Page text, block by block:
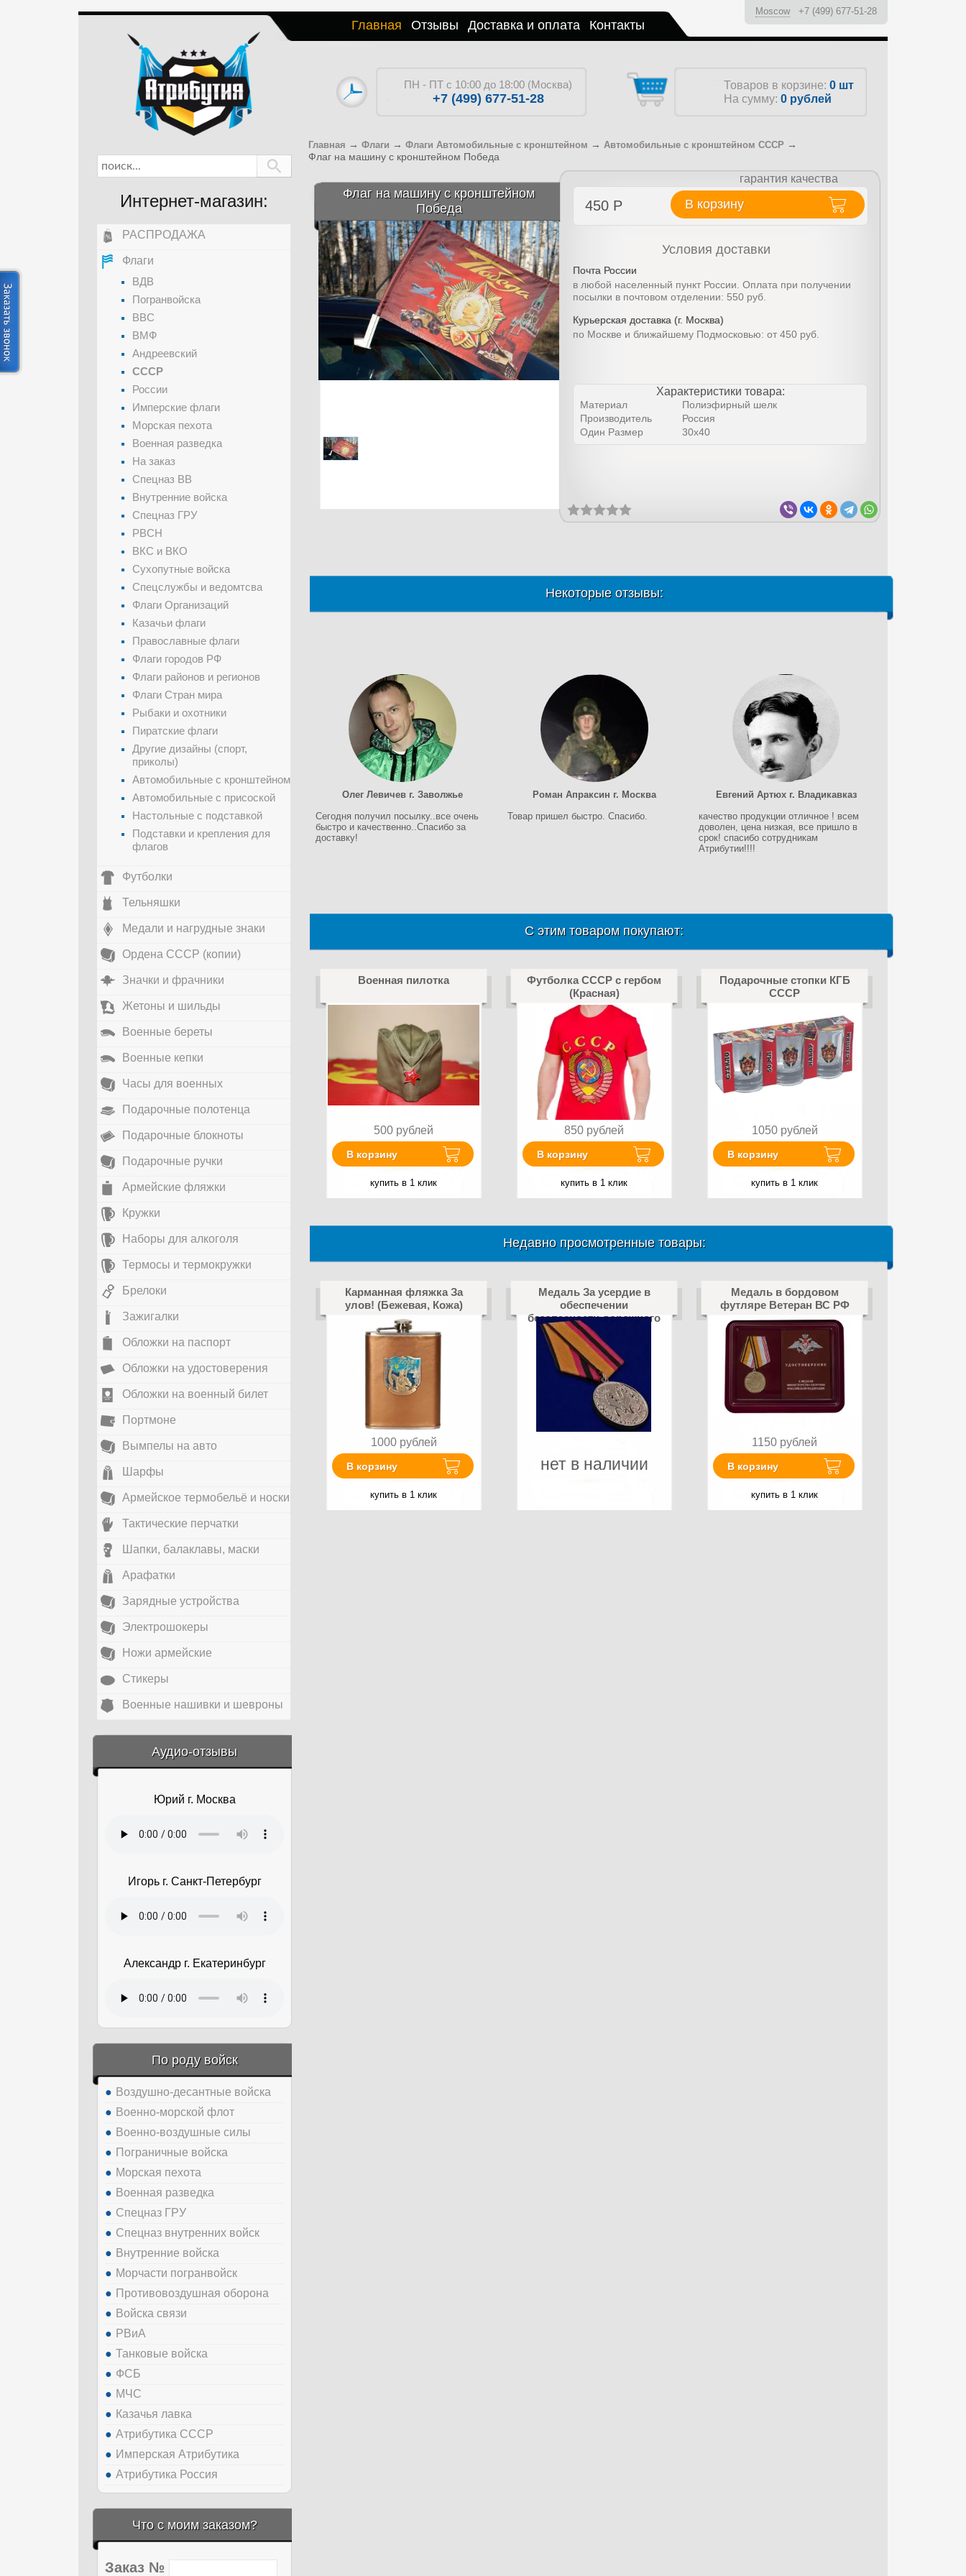
Главная Отзывы Доставка и оплата Контакты
Moscow +7 (499) 677-51-28
ПН - ПТ с 10:00 до 18:00 (Москва)
+7 (499) 677-51-28
Товаров в корзине: 0 шт
На сумму: 0 рублей
Главная → Флаги → Флаги Автомобильные с кронштейном → Автомобильные с кронштейном СССР →
Флаг на машину с кронштейном Победа
Флаг на машину с кронштейном
Победа
гарантия качества
450 Р В корзину
Условия доставки
Почта России
в любой населенный пункт России. Оплата при получении
посылки в почтовом отделении: 550 руб.
Курьерская доставка (г. Москва)
по Москве и ближайшему Подмосковью: от 450 руб.
Характеристики товара:
Материал
Полиэфирный шелк
Производитель
Россия
Один Размер
30х40
Некоторые отзывы:
Олег Левичев г. Заволжье
Сегодня получил посылку..все очень
быстро и качественно..Спасибо за
доставку!
Роман Апраксин г. Москва
Товар пришел быстро. Спасибо.
Евгений Артюх г. Владикавказ
качество продукции отличное ! всем
доволен, цена низкая, все пришло в
срок! спасибо сотрудникам
Атрибутии!!!!
С этим товаром покупают:
Военная пилотка
500 рублей
В корзину
купить в 1 клик
Футболка СССР с гербом
(Красная)
850 рублей
В корзину
купить в 1 клик
Подарочные стопки КГБ
СССР
1050 рублей
В корзину
купить в 1 клик
Недавно просмотренные товары:
Карманная фляжка За
улов! (Бежевая, Кожа)
1000 рублей
В корзину
купить в 1 клик
Медаль За усердие в
обеспечении
безопасности дорожного
движения
нет в наличии
Медаль в бордовом
футляре Ветеран ВС РФ
1150 рублей
В корзину
купить в 1 клик
Интернет-магазин:
РАСПРОДАЖА
Флаги
ВДВ
Погранвойска
ВВС
ВМФ
Андреевский
СССР
России
Имперские флаги
Морская пехота
Военная разведка
На заказ
Спецназ ВВ
Внутренние войска
Спецназ ГРУ
РВСН
ВКС и ВКО
Сухопутные войска
Спецслужбы и ведомтсва
Флаги Организаций
Казачьи флаги
Православные флаги
Флаги городов РФ
Флаги районов и регионов
Флаги Стран мира
Рыбаки и охотники
Пиратские флаги
Другие дизайны (спорт,
приколы)
Автомобильные с кронштейном
Автомобильные с присоской
Настольные с подставкой
Подставки и крепления для
флагов
Футболки
Тельняшки
Медали и нагрудные знаки
Ордена СССР (копии)
Значки и фрачники
Жетоны и шильды
Военные береты
Военные кепки
Часы для военных
Подарочные полотенца
Подарочные блокноты
Подарочные ручки
Армейские фляжки
Кружки
Наборы для алкоголя
Термосы и термокружки
Брелоки
Зажигалки
Обложки на паспорт
Обложки на удостоверения
Обложки на военный билет
Портмоне
Вымпелы на авто
Шарфы
Армейское термобельё и носки
Тактические перчатки
Шапки, балаклавы, маски
Арафатки
Зарядные устройства
Электрошокеры
Ножи армейские
Стикеры
Военные нашивки и шевроны
Аудио-отзывы
&amp;nbsp;
Юрий г. Москва
Игорь г. Санкт-Петербург
Александр г. Екатеринбург
По роду войск
Воздушно-десантные войска
Военно-морской флот
Военно-воздушные силы
Пограничные войска
Морская пехота
Военная разведка
Спецназ ГРУ
Спецназ внутренних войск
Внутренние войска
Морчасти погранвойск
Противовоздушная оборона
Войска связи
РВиА
Танковые войска
ФСБ
МЧС
Казачья лавка
Атрибутика СССР
Имперская Атрибутика
Атрибутика Россия
Что с моим заказом?
Заказ №